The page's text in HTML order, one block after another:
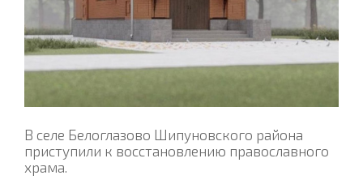
В селе Белоглазово Шипуновского района
приступили к восстановлению православного
храма.